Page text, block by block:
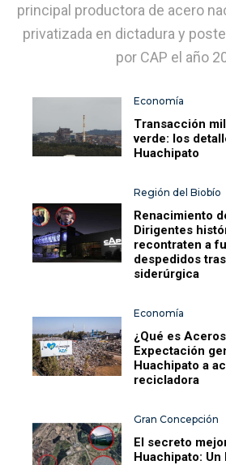
principal productora de acero
privatizada en dictadura y
por CAP el año
Economía
Transacción
verde: los
Huachipato
Región del Biobío
Renacimiento
Dirigentes
recontraten a
despedidos
siderúrgica
Economía
¿Qué es
Expectación
Huachipato a
recicladora
Gran Concepción
El secreto
Huachipato: Un